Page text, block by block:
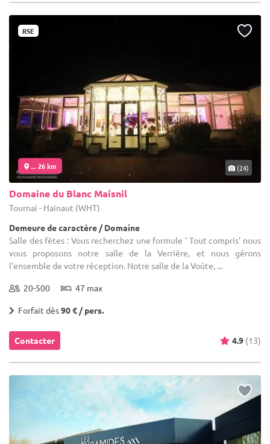
RSE
... 26 km (24)
Domaine du Blanc Maisnil
Tournai - Hainaut (WHT)
Demeure de caractère / Domaine
Salle des fêtes : Vous recherchez une formule ' Tout compris' nous
vous proposons notre salle de la Verrière, et nous gérons
l'ensemble de votre réception. Notre salle de la Voûte, ...
20-500 47 max
Forfait dès90 € / pers.
Contacter 4.9 (13)